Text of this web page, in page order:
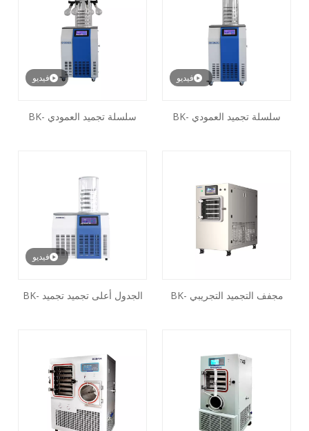
فيديو
سلسلة تجميد العمودي BK-
فيديو
سلسلة تجميد العمودي BK-
فيديو
الجدول أعلى تجميد تجميد BK-
مجفف التجميد التجريبي BK-